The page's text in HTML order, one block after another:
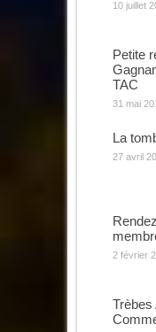
10 juillet
Petite
TAC
31 mai
La
27 avril
2 février
Trèbes